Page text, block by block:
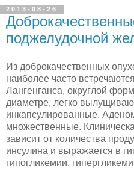
2013-08-26
поджелудочной
Из доброкачественных
наи­более часто
Лангенганса, округлой
диаметре, легко
инкапсулированные.
множественные.
зависит от количества
инсулина и выражается в
гипогликемии,